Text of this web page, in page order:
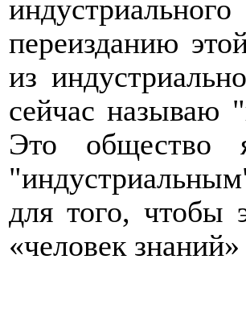
переизданию
из
сейчас называю
Это общество
для того, чтобы
«человек